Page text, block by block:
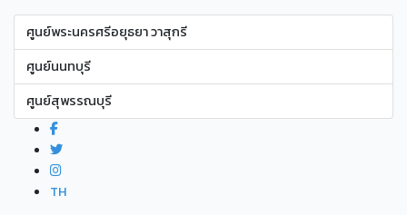
ศูนย์พระนครศรีอยุธยา วาสุกรี
ศูนย์นนทบุรี
ศูนย์สุพรรณบุรี
TH